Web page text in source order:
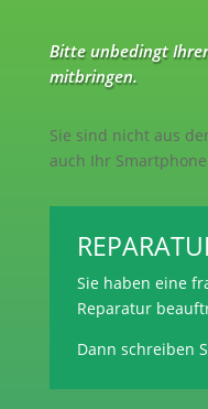
Bitte unbedingt
mitbringen.
Sie sind nicht aus
auch Ihr
Sie haben eine
Reparatur
Dann schreiben